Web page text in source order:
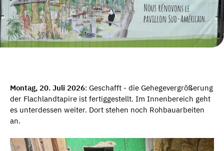
Montag, 20. Juli 2026: Geschafft - die Gehegevergrößerung
der Flachlandtapire ist fertiggestellt. Im Innenbereich geht
es unterdessen weiter. Dort stehen noch Rohbauarbeiten
an.